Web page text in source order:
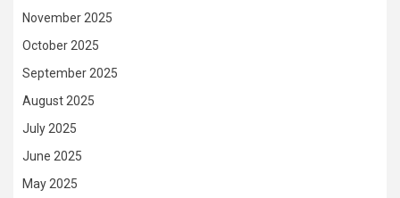
November 2025
October 2025
September 2025
August 2025
July 2025
June 2025
May 2025